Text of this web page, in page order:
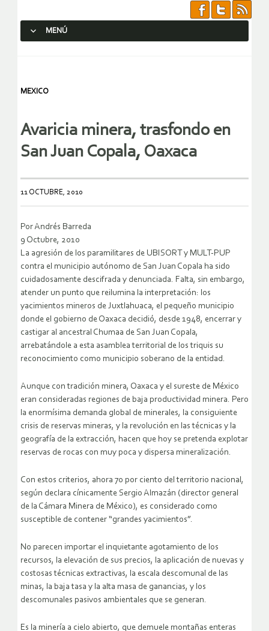
MENÚ
MEXICO
Avaricia minera, trasfondo en
San Juan Copala, Oaxaca
11 OCTUBRE, 2010
Por Andrés Barreda
9 Octubre, 2010
La agresión de los paramilitares de UBISORT y MULT-PUP
contra el municipio autónomo de San Juan Copala ha sido
cuidadosamente descifrada y denunciada. Falta, sin embargo,
atender un punto que reilumina la interpretación: los
yacimientos mineros de Juxtlahuaca, el pequeño municipio
donde el gobierno de Oaxaca decidió, desde 1948, encerrar y
castigar al ancestral Chumaa de San Juan Copala,
arrebatándole a esta asamblea territorial de los triquis su
reconocimiento como municipio soberano de la entidad.
Aunque con tradición minera, Oaxaca y el sureste de México
eran consideradas regiones de baja productividad minera. Pero
la enormísima demanda global de minerales, la consiguiente
crisis de reservas mineras, y la revolución en las técnicas y la
geografía de la extracción, hacen que hoy se pretenda explotar
reservas de rocas con muy poca y dispersa mineralización.
Con estos criterios, ahora 70 por ciento del territorio nacional,
según declara cínicamente Sergio Almazán (director general
de la Cámara Minera de México), es considerado como
susceptible de contener “grandes yacimientos”.
No parecen importar el inquietante agotamiento de los
recursos, la elevación de sus precios, la aplicación de nuevas y
costosas técnicas extractivas, la escala descomunal de las
minas, la baja tasa y la alta masa de ganancias, y los
descomunales pasivos ambientales que se generan.
Es la minería a cielo abierto, que demuele montañas enteras